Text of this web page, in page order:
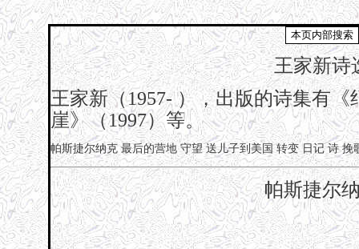
王家新诗
王家新（1957- ），出版的诗集有
崖》（1997）等。
帕斯捷尔纳克 最后的营地 守望 送儿子到美国 转变 日记 诗 挽
帕斯捷尔